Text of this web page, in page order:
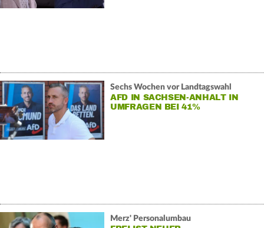
Sechs Wochen vor Landtagswahl
AFD IN SACHSEN-ANHALT IN
UMFRAGEN BEI 41%
Merz' Personalumbau